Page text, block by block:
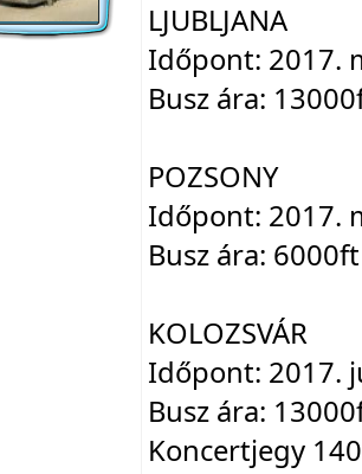
LJUBLJANA
Időpont: 2017.
Busz ára:
POZSONY
Időpont: 2017.
Busz ára: 6000ft
KOLOZSVÁR
Időpont: 2017.
Busz ára:
Koncertjegy